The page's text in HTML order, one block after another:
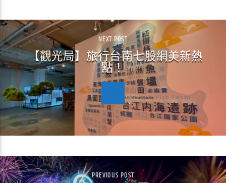
NEXT POST
【觀光局】旅行台南七股網美新熱
點！
PREVIOUS POST